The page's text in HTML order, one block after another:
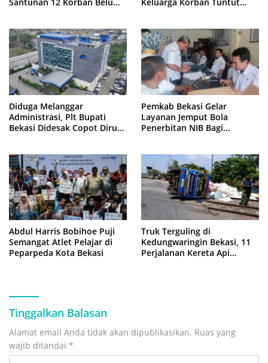
Diduga Melanggar
Administrasi, Plt Bupati
Bekasi Didesak Copot Dirum
Pemkab Bekasi Gelar
Layanan Jemput Bola
Penerbitan NIB Bagi
Abdul Harris Bobihoe Puji
Semangat Atlet Pelajar di
Peparpeda Kota Bekasi
Truk Terguling di
Kedungwaringin Bekasi, 11
Perjalanan Kereta Api
Tinggalkan Balasan
Alamat email Anda tidak akan dipublikasikan. Ruas yang
wajib ditandai *